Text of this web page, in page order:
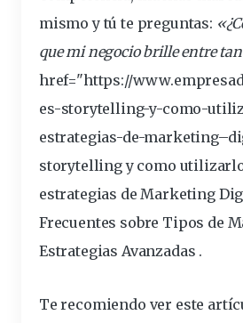
mismo y tú te preguntas:
que minegociobrille entre
href="https://
es-storytelling-y-como-
estrategias-de-marketing–
storytelling y como
estrategias de Marketing
Frecuentes sobre Tipos de
Estrategias Avanzadas .
Te recomiendo ver este